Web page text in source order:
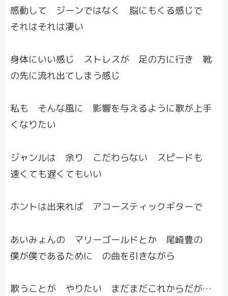
感動して ジーンではなく 脳にもくる感じで
それはそれは凄い
身体にいい感じ ストレスが 足の方に行き 靴
の先に流れ出てしまう感じ
私も そんな風に 影響を与えるように歌が上手
くなりたい
ジャンルは 余り こだわらない スピードも
速くても遅くてもいい
ホントは出来れば アコースティックギターで
あいみょんの マリーゴールドとか 尾崎豊の
僕が僕であるために の曲を引きながら
歌うことが やりたい まだまだこれからだが…